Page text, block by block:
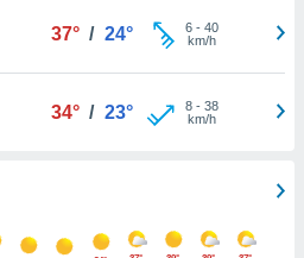
37° / 24° 6- 40
km/h
34° / 23° 8- 38
km/h